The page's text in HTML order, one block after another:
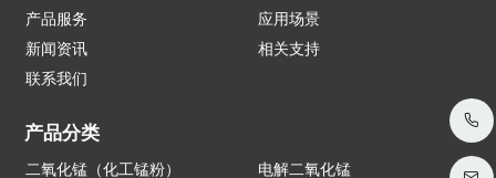
产品服务
应用场景
新闻资讯
相关支持
联系我们
产品分类
二氧化锰（化工锰粉） 电解二氧化锰